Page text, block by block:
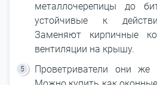
металлочерепицы до
устойчивые к
Заменяют кирпичные
вентиляции на крышу.
Проветриватели они же